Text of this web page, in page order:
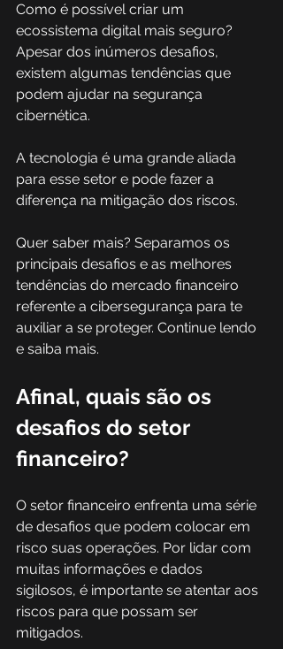
Como é possível criar um
ecossistema digital mais seguro?
Apesar dos inúmeros desafios,
existem algumas tendências que
podem ajudar na segurança
cibernética.
A tecnologia é uma grande aliada
para esse setor e pode fazer a
diferença na mitigação dos riscos.
Quer saber mais? Separamos os
principais desafios e as melhores
tendências do mercado financeiro
referente a cibersegurança para te
auxiliar a se proteger. Continue lendo
e saiba mais.
Afinal, quais são os
desafios do setor
financeiro?
O setor financeiro enfrenta uma série
de desafios que podem colocar em
risco suas operações. Por lidar com
muitas informações e dados
sigilosos, é importante se atentar aos
riscos para que possam ser
mitigados.